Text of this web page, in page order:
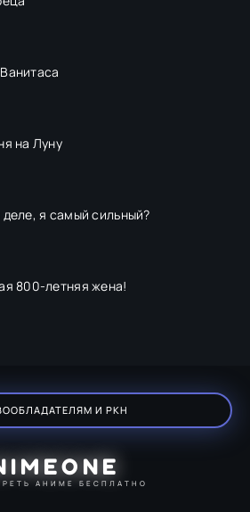
на Луну
я самый сильный?
800-летняя жена!
И РКН
АНИМЕ БЕСПЛАТНО